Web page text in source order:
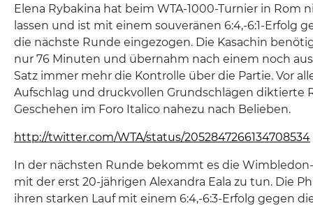
Elena Rybakina hat beim WTA-1000-Turnier in Rom
lassen und ist mit einem souveränen 6:4,-6:1-Erfolg
die nächste Runde eingezogen. Die Kasachin
nur 76 Minuten und übernahm nach einem noch
Satz immer mehr die Kontrolle über die Partie. Vor
Aufschlag und druckvollen Grundschlägen diktierte
Geschehen im Foro Italico nahezu nach Belieben.
http://twitter.com/WTA/status/2052847266134708534
In der nächsten Runde bekommt es die
mit der erst 20-jährigen Alexandra Eala zu tun. Die
ihren starken Lauf mit einem 6:4,-6:3-Erfolg gegen